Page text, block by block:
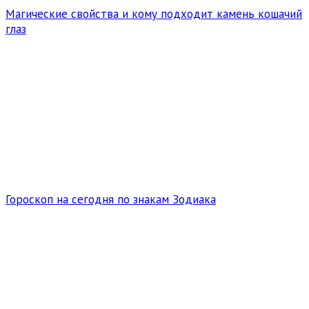
Магические свойства и кому подходит камень кошачий
глаз
Гороскоп на сегодня по знакам Зодиака